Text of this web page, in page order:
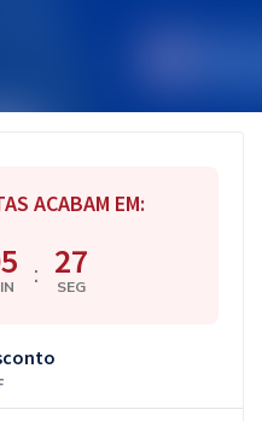
ACABAM EM:
: 26
SEG